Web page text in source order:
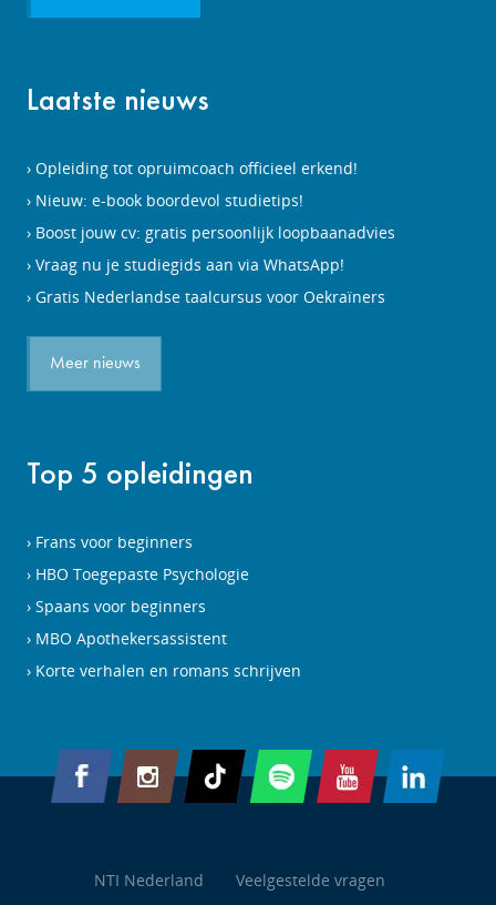
Laatste nieuws
Opleiding tot opruimcoach officieel erkend!
Nieuw: e-book boordevol studietips!
Boost jouw cv: gratis persoonlijk loopbaanadvies
Vraag nu je studiegids aan via WhatsApp!
Gratis Nederlandse taalcursus voor Oekraïners
Meer nieuws
Top 5 opleidingen
Frans voor beginners
HBO Toegepaste Psychologie
Spaans voor beginners
MBO Apothekersassistent
Korte verhalen en romans schrijven
NTI Nederland Veelgestelde vragen